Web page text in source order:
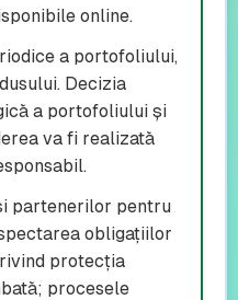
online.
a portofoliului,
Decizia
a portofoliului și
va fi realizată
partenerilor pentru
obligațiilor
protecția
procesele